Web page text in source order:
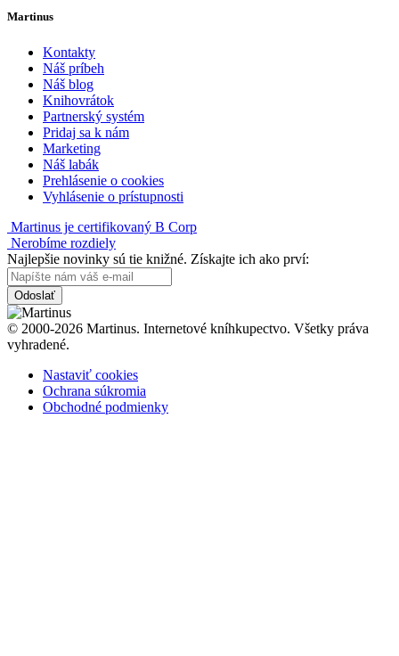
Martinus
Kontakty
Náš príbeh
Náš blog
Knihovrátok
Partnerský systém
Pridaj sa k nám
Marketing
Náš labák
Prehlásenie o cookies
Vyhlásenie o prístupnosti
Martinus je certifikovaný B Corp
Nerobíme rozdiely
Najlepšie novinky sú tie knižné. Získajte ich ako prví:
Odoslať
© 2000-2026 Martinus. Internetové kníhkupectvo. Všetky práva
vyhradené.
Nastaviť cookies
Ochrana súkromia
Obchodné podmienky